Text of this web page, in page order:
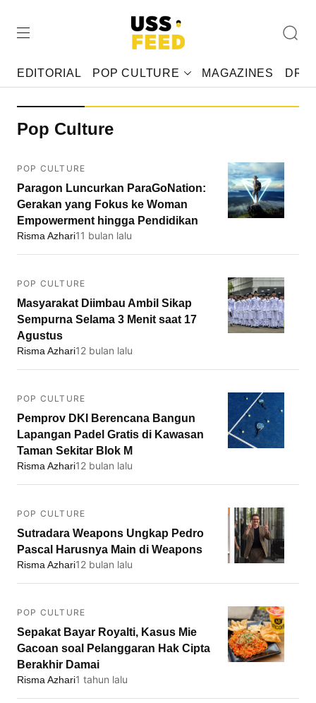
EDITORIAL POP CULTURE MAGAZINES
Pop Culture
POP CULTURE
Paragon Luncurkan ParaGoNation:
Gerakan yang Fokus ke Woman
Empowerment hingga Pendidikan
Risma Azhari11 bulan lalu
POP CULTURE
Masyarakat Diimbau Ambil Sikap
Sempurna Selama 3 Menit saat 17
Agustus
Risma Azhari12 bulan lalu
POP CULTURE
Pemprov DKI Berencana Bangun
Lapangan Padel Gratis di Kawasan
Taman Sekitar Blok M
Risma Azhari12 bulan lalu
POP CULTURE
Sutradara Weapons Ungkap Pedro
Pascal Harusnya Main di Weapons
Risma Azhari12 bulan lalu
POP CULTURE
Sepakat Bayar Royalti, Kasus Mie
Gacoan soal Pelanggaran Hak Cipta
Berakhir Damai
Risma Azhari1 tahun lalu